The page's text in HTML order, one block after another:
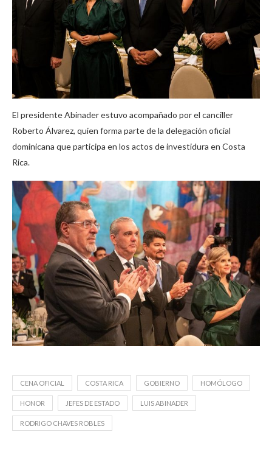
El presidente Abinader estuvo acompañado por el canciller
Roberto Álvarez, quien forma parte de la delegación oficial
dominicana que participa en los actos de investidura en Costa
Rica.
CENA OFICIAL COSTA RICA GOBIERNO HOMÓLOGO
HONOR JEFES DE ESTADO LUIS ABINADER
RODRIGO CHAVES ROBLES